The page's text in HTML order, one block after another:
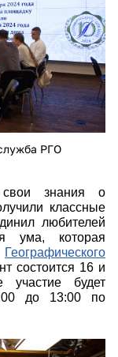
РГО
свои знания о
классные
любителей
ума, которая
Географического
состоится 16 и
участие будет
до 13:00 по